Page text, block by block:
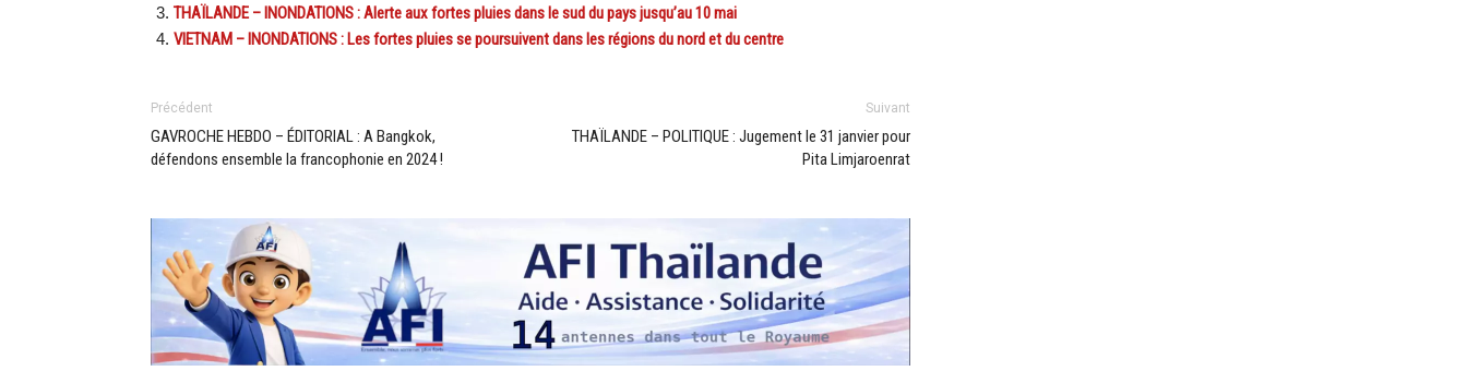
THAÏLANDE – INONDATIONS : Alerte aux fortes pluies dans le sud du pays jusqu’au 10 mai
VIETNAM – INONDATIONS : Les fortes pluies se poursuivent dans les régions du nord et du centre
Précédent
GAVROCHE HEBDO – ÉDITORIAL : A Bangkok,
défendons ensemble la francophonie en 2024 !
Suivant
THAÏLANDE – POLITIQUE : Jugement le 31 janvier pour
Pita Limjaroenrat